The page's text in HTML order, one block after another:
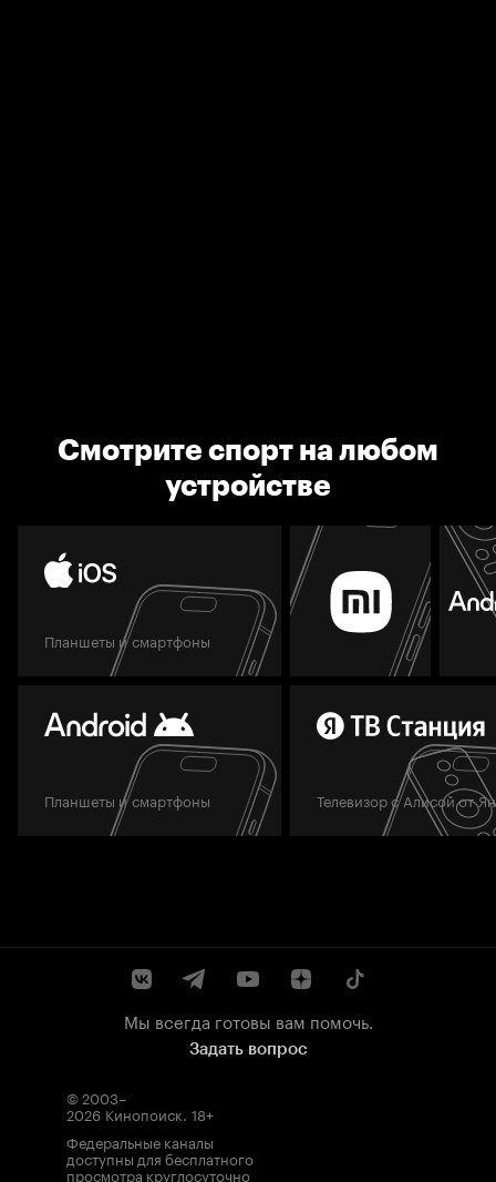
Смотрите спорт на любом
устройстве
Планшеты и смартфоны
Планшеты и смартфоны Телевизор с Алисой от
Мы всегда готовы вам помочь.
Задать вопрос
© 2003–
2026 Кинопоиск. 18+
Федеральные каналы
доступны для бесплатного
просмотра круглосуточно